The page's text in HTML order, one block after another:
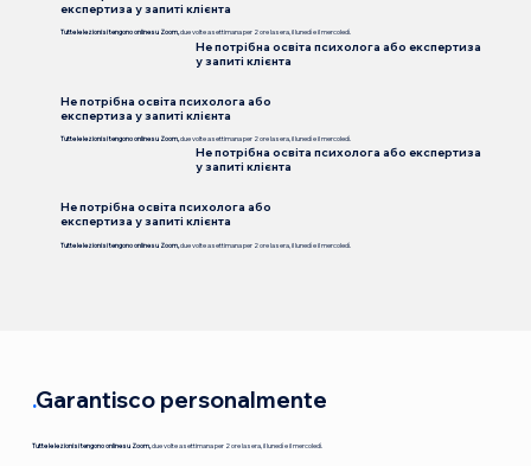
експертиза у запиті клієнта
Tutte le lezioni si tengono online su Zoom, due volte a settimana per 2 ore la sera, il lunedì e il mercoledì.
Не потрібна освіта психолога або експертиза
у запиті клієнта
Не потрібна освіта психолога або
експертиза у запиті клієнта
Tutte le lezioni si tengono online su Zoom, due volte a settimana per 2 ore la sera, il lunedì e il mercoledì.
Не потрібна освіта психолога або експертиза
у запиті клієнта
Не потрібна освіта психолога або
експертиза у запиті клієнта
Tutte le lezioni si tengono online su Zoom, due volte a settimana per 2 ore la sera, il lunedì e il mercoledì.
.Garantisco personalmente
Tutte le lezioni si tengono online su Zoom, due volte a settimana per 2 ore la sera, il lunedì e il mercoledì.